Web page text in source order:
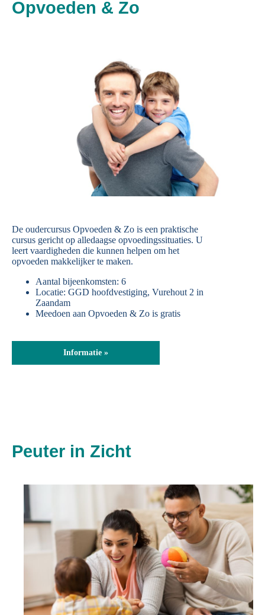
Opvoeden & Zo
De oudercursus Opvoeden & Zo is een praktische
cursus gericht op alledaagse opvoedingssituaties. U
leert vaardigheden die kunnen helpen om het
opvoeden makkelijker te maken.
Aantal bijeenkomsten: 6
Locatie: GGD hoofdvestiging, Vurehout 2 in
Zaandam
Meedoen aan Opvoeden & Zo is gratis
Informatie »
Peuter in Zicht